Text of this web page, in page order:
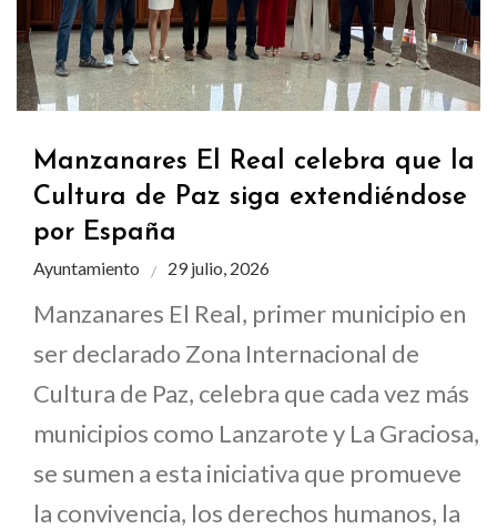
Manzanares El Real celebra que la
Cultura de Paz siga extendiéndose
por España
Ayuntamiento 29 julio, 2026
Manzanares El Real, primer municipio en
ser declarado Zona Internacional de
Cultura de Paz, celebra que cada vez más
municipios como Lanzarote y La Graciosa,
se sumen a esta iniciativa que promueve
la convivencia, los derechos humanos, la